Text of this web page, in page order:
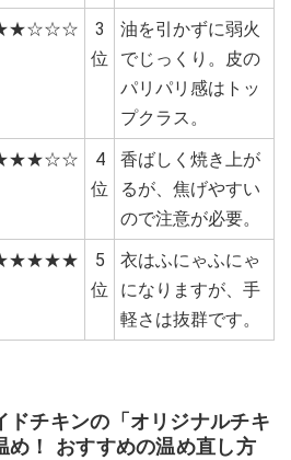
3
位
油を引かずに弱火
でじっくり。皮の
パリパリ感はトッ
プクラス。
4
位
香ばしく焼き上が
るが、焦げやすい
ので注意が必要。
5
位
衣はふにゃふにゃ
になりますが、手
軽さは抜群です。
ドチキンの「オリジナルチキ
め！ おすすめの温め直し方